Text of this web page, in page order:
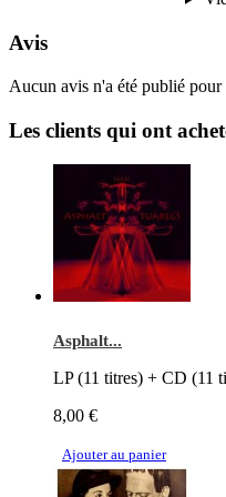
Avis
Aucun avis n'a été publié pour
Les clients qui ont
Asphalt...
LP (11 titres) + CD (11
8,00 €
Ajouter au panier